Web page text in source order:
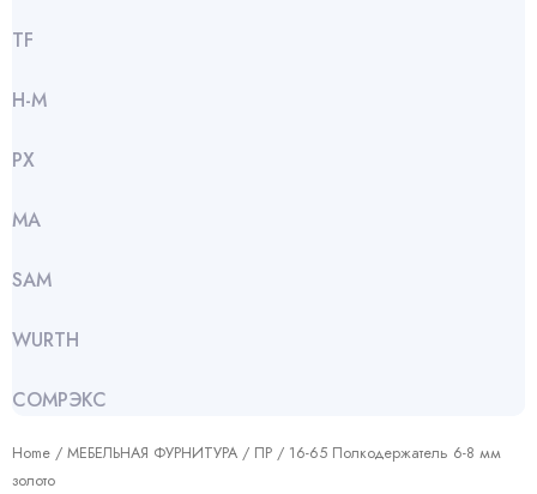
TF
Н-М
РХ
МА
SАМ
WURTH
СОМРЭКС
Home / МЕБЕЛЬНАЯ ФУРНИТУРА / ПР / 16-65 Полкодержатель 6-8 мм
золото